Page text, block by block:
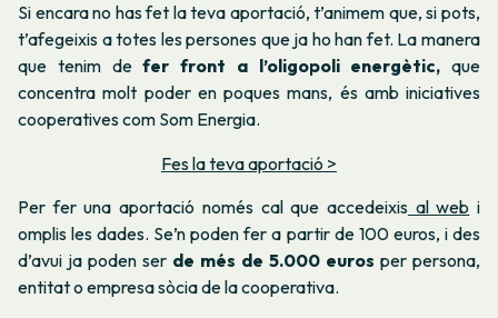
Si encara no has fet la teva aportació, t’animem que, si pots,
t’afegeixis a totes les persones que ja ho han fet. La manera
que tenim defer front a l’oligopoli energètic, que
concentra molt poder en poques mans, és amb iniciatives
cooperatives com Som Energia.
Fes la teva aportació >
Per fer una aportació només cal que accedeixisal web i
omplis les dades. Se’n poden fer a partir de 100 euros, i des
d’avui ja poden ser de més de 5.000 euros per persona,
entitat o empresa sòcia de la cooperativa.